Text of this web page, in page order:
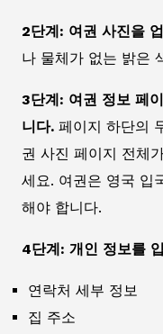
2단계: 여권 사진을
나 물체가 없는 밝은
3단계: 여권 정보 페
니다. 페이지 하단의
권 사진 페이지 전체
세요. 여권은 영국 입
해야 합니다.
4단계: 개인 정보를
연락처 세부 정보
집 주소